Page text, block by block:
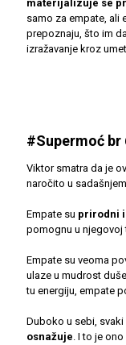
materijalizuje se
samo za empate, ali
prepoznaju, što im
izražavanje kroz
#Supermoć br
Viktor smatra da je
naročito u
Empate su prirodni
pomognu u njegovoj
Empate su veoma
ulaze u mudrost
tu energiju, empate
Duboko u sebi,
osnažuje. I to je